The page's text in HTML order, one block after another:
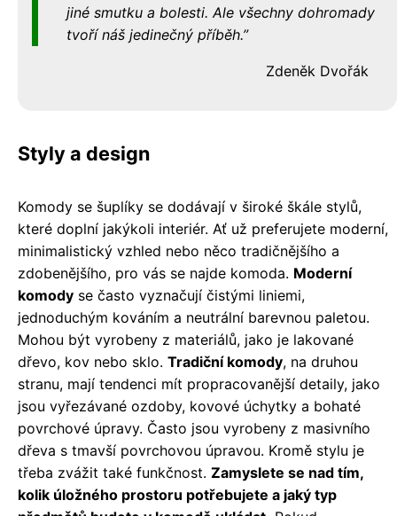
jiné smutku a bolesti. Ale všechny dohromady
tvoří náš jedinečný příběh.
Zdeněk Dvořák
Styly a design
Komody se šuplíky se dodávají v široké škále stylů,
které doplní jakýkoli interiér. Ať už preferujete moderní,
minimalistický vzhled nebo něco tradičnějšího a
zdobenějšího, pro vás se najde komoda. Moderní
komody se často vyznačují čistými liniemi,
jednoduchým kováním a neutrální barevnou paletou.
Mohou být vyrobeny z materiálů, jako je lakované
dřevo, kov nebo sklo. Tradiční komody, na druhou
stranu, mají tendenci mít propracovanější detaily, jako
jsou vyřezávané ozdoby, kovové úchytky a bohaté
povrchové úpravy. Často jsou vyrobeny z masivního
dřeva s tmavší povrchovou úpravou. Kromě stylu je
třeba zvážit také funkčnost. Zamyslete se nad tím,
kolik úložného prostoru potřebujete a jaký typ